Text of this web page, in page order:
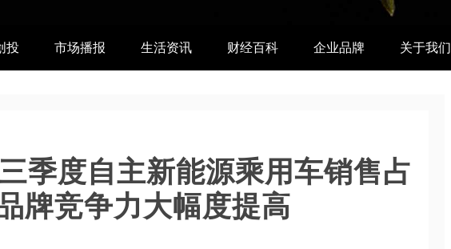
投 市场播报 生活资讯 财经百科 企业品牌 关于我们
季度自主新能源乘用车销售占
牌竞争力大幅度提高